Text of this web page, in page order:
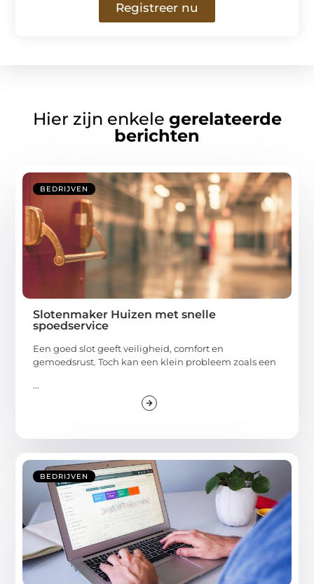
Registreer nu
Hier zijn enkele gerelateerde
berichten
BEDRIJVEN
Slotenmaker Huizen met snelle
spoedservice
Een goed slot geeft veiligheid, comfort en
gemoedsrust. Toch kan een klein probleem zoals een
...
BEDRIJVEN